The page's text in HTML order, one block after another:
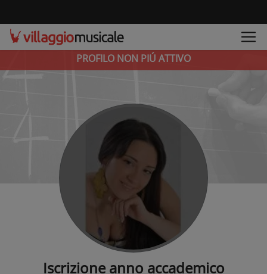
PROFILO NON PIÚ ATTIVO
Iscrizione anno accademico